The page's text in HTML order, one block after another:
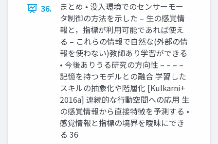
36.
まとめ • 没⼊環境でのセンサーモー
タ制御の⽅法を⽰した – ⽣の感覚情
報と，指標が利⽤可能であれば使え
る – これらの情報で⾃然な(外部の情
報を使わない)教師あり学習ができる
• 今後ありうる研究の⽅向性 – – – –
記憶を持つモデルとの融合 学習した
スキルの抽象化や階層化 [Kulkarni+
2016a] 連続的な⾏動空間への応⽤ ⽣
の感覚情報から直接特徴を予測する •
感覚情報と指標の境界を曖昧にでき
る 36